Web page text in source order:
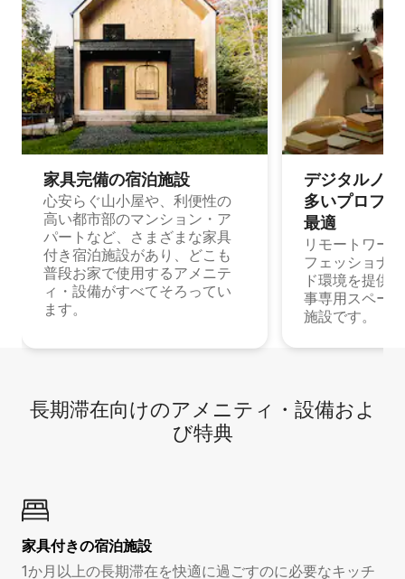
家具完備の宿⁠泊⁠施⁠設
心安らぐ山小屋や、利便性の
高い都市部のマンション・ア
パートなど、さまざまな家具
付き宿泊施設があり、どこも
普段お家で使用するアメニテ
ィ・設備がすべてそろってい
ます。
デジタルノ
多⁠いプ⁠ロ⁠フ⁠
最⁠適
リモートワー
フェッショナ
ド環境を提供
事専用スペー
施設です。
長期滞在向け⁠のア⁠メ⁠ニ⁠テ⁠ィ⁠・設⁠備⁠およ
び特⁠典
家具付き⁠の宿⁠泊⁠施⁠設
1か月以上の長期滞在を快適に過ごすのに必要なキッチ